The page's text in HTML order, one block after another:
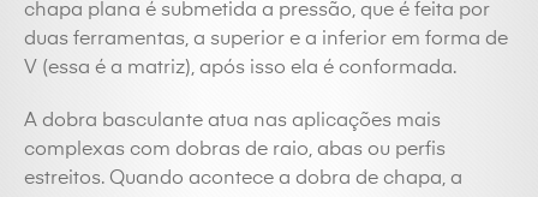
chapa plana é submetida a pressão, que é feita por
duas ferramentas, a superior e a inferior em forma de
V (essa é a matriz), após isso ela é conformada.
A dobra basculante atua nas aplicações mais
complexas com dobras de raio, abas ou perfis
estreitos. Quando acontece a dobra de chapa, a